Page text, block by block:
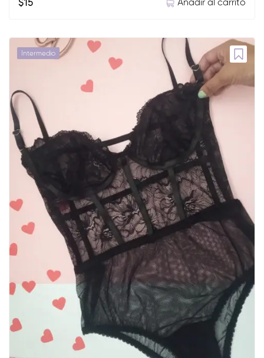
$15
Intermedio